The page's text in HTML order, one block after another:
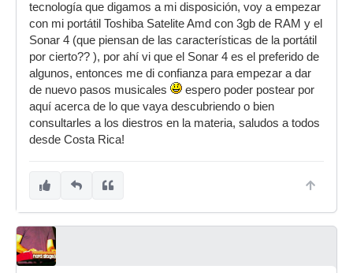
tecnología que digamos a mi disposición, voy a empezar
con mi portátil Toshiba Satelite Amd con 3gb de RAM y el
Sonar 4 (que piensan de las características de la portátil
por cierto?? ), por ahí vi que el Sonar 4 es el preferido de
algunos, entonces me di confianza para empezar a dar
de nuevo pasos musicales
espero poder postear por
aquí acerca de lo que vaya descubriendo o bien
consultarles a los diestros en la materia, saludos a todos
desde Costa Rica!